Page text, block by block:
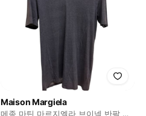
Maison Margiela
메종 마틴 마르지엘라 브이넥 반팔 티